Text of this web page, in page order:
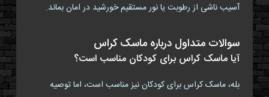
آسیب ناشی از رطوبت یا نور مستقیم خورشید در امان بماند.
سوالات متداول درباره ماسک کراس
آیا ماسک کراس برای کودکان مناسب است؟
بله، ماسک کراس برای کودکان نیز مناسب است، اما توصیه